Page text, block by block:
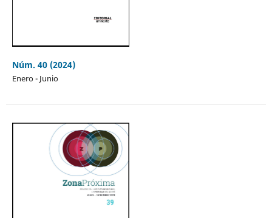
Núm. 40 (2024)
Enero - Junio